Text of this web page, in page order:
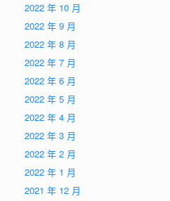
2022 年 10 月
2022 年 9 月
2022 年 8 月
2022 年 7 月
2022 年 6 月
2022 年 5 月
2022 年 4 月
2022 年 3 月
2022 年 2 月
2022 年 1 月
2021 年 12 月